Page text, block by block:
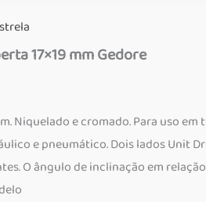
17×19 mm Gedore
Niquelado e cromado. Para uso
e pneumático. Dois lados Unit
O ângulo de inclinação em relação